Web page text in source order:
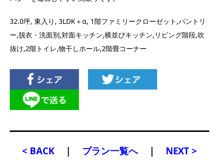
32.0坪, 東入り, 3LDK＋α, 1階ファミリークローゼット,パントリ
ー,脱衣・洗面別,対面キッチン,横並びキッチン,リビング階段,吹
抜け,2階トイレ,物干しホール,2階畳コーナー
< BACK ｜ プラン一覧へ｜ NEXT >